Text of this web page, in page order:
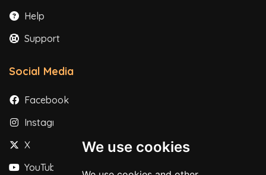
We use cookies
Help
Support
Social Media
Facebook
Instagram
X
YouTube